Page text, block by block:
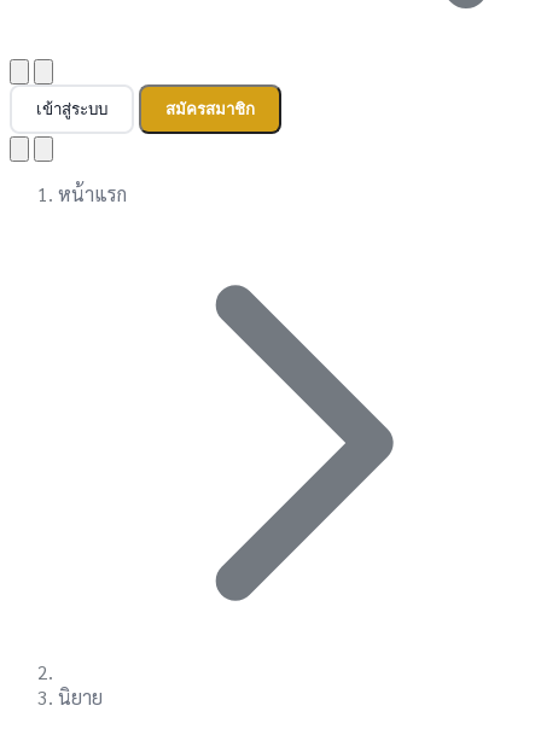
เข้าสู่ระบบ สมัครสมาชิก
หน้าแรก
นิยาย